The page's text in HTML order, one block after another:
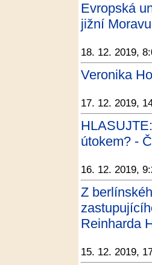
Evropská
jižní
18. 12. 2019,
Veronika
17. 12. 2019,
útokem? -
16. 12. 2019,
Z
Reinharda
15. 12. 2019,